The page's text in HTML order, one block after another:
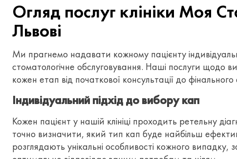
Огляд послуг клініки Моя
Львові
Ми прагнемо надавати кожному пацієнту
стоматологічне обслуговування. Наші послуги щодо
кожен етап від початкової консультації до
Індивідуальний підхід до вибору кап
Кожен пацієнт у нашій клініці проходить ретельну
точно визначити, який тип кап буде найбільш
розглядають унікальні особливості кожного